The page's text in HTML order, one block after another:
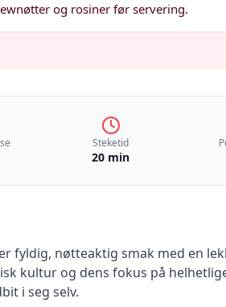
og rosiner før servering.
Steketid
20 min
nøtteaktig smak med en
kultur og dens fokus på
i seg selv.